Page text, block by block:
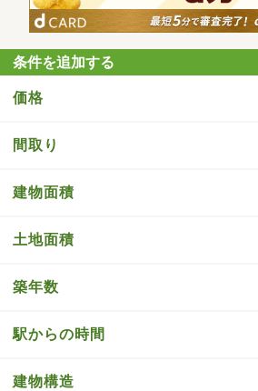
条件を追加する
価格
間取り
建物面積
土地面積
築年数
駅からの時間
建物構造